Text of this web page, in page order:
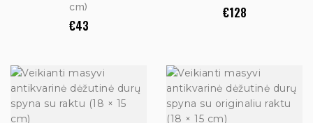
cm)
€43
€128